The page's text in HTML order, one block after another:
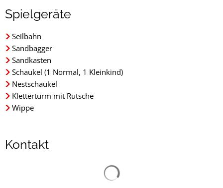
Spielgeräte
Seilbahn
Sandbagger
Sandkasten
Schaukel (1 Normal, 1 Kleinkind)
Nestschaukel
Kletterturm mit Rutsche
Wippe
Kontakt